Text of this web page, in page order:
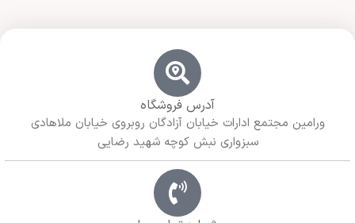
آدرس فروشگاه
ورامین مجتمع ادارات خیابان آزادگان روبروی خیابان ملاهادی
سبزواری نبش کوچه شهید رضایی